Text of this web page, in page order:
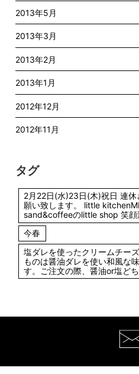
2013年5月
2013年3月
2013年2月
2013年1月
2012年12月
2012年11月
タグ
2月22日(水)23日(木)祝日 連
願い致します。 little
sand&coffeeのlittle shop 笑顔
今春
塩ダレを使ったクリームチー
ものは醤油ダレを使い和風な
す。ご注文の際、醤油or塩ど